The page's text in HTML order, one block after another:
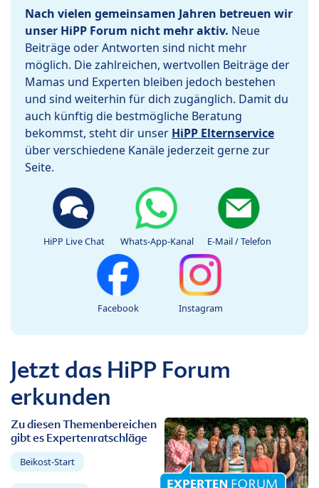
Nach vielen gemeinsamen Jahren betreuen wir
unser HiPP Forum nicht mehr aktiv. Neue
Beiträge oder Antworten sind nicht mehr
möglich. Die zahlreichen, wertvollen Beiträge der
Mamas und Experten bleiben jedoch bestehen
und sind weiterhin für dich zugänglich. Damit du
auch künftig die bestmögliche Beratung
bekommst, steht dir unser HiPP Elternservice
über verschiedene Kanäle jederzeit gerne zur
Seite.
HiPP Live Chat Whats-App-Kanal E-Mail / Telefon
Facebook Instagram
Jetzt das HiPP Forum
erkunden
Zu diesen Themenbereichen
gibt es Expertenratschläge
Beikost-Start